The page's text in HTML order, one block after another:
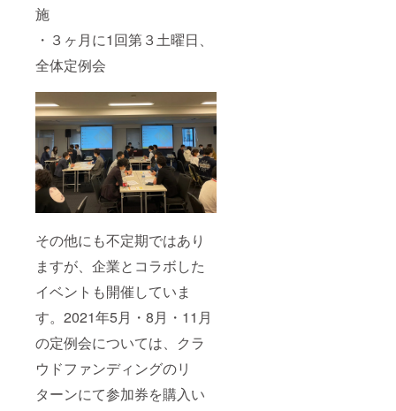
施
・３ヶ月に1回第３土曜日、
全体定例会
その他にも不定期ではあり
ますが、企業とコラボした
イベントも開催していま
す。2021年5月・8月・11月
の定例会については、クラ
ウドファンディングのリ
ターンにて参加券を購入い